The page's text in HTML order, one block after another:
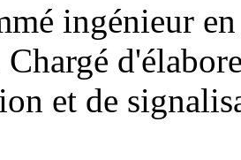
ingénieur
Chargé
et de